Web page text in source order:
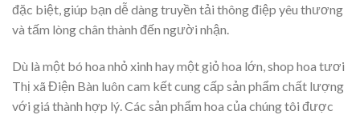
đặc biệt, giúp bạn dễ dàng truyền tải thông điệp yêu thương
và tấm lòng chân thành đến người nhận.
Dù là một bó hoa nhỏ xinh hay một giỏ hoa lớn, shop hoa tươi
Thị xã Điện Bàn luôn cam kết cung cấp sản phẩm chất lượng
với giá thành hợp lý. Các sản phẩm hoa của chúng tôi được